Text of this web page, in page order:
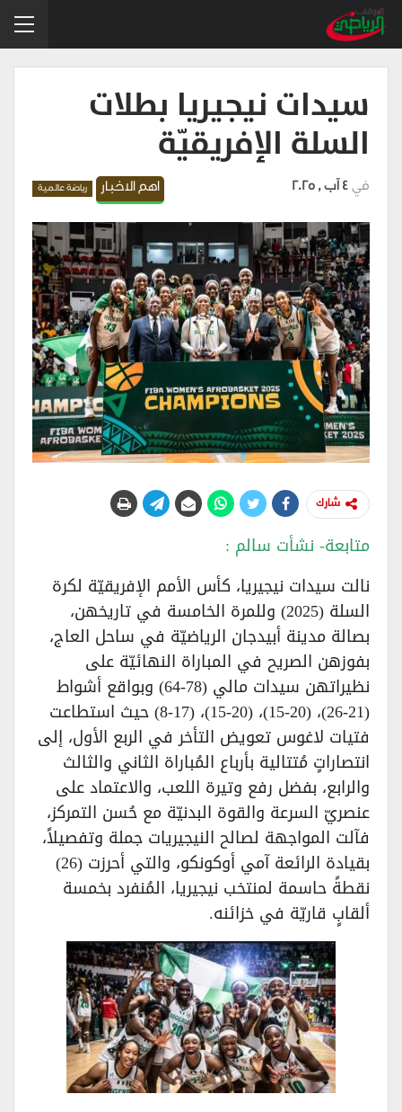
سيدات نيجيريا بطلات
السلة الإفريقيّة
اهم الاخبار رياضة عالمية في 4 آب , 2025
شارك
متابعة- نشأت سالم :
نالت سيدات نيجيريا، كأس الأمم الإفريقيّة لكرة
السلة (2025) وللمرة الخامسة في تاريخهن،
بصالة مدينة أبيدجان الرياضيّة في ساحل العاج،
بفوزهن الصريح في المباراة النهائيّة على
نظيراتهن سيدات مالي (78-64) وبواقع أشواط
(21-26)، (20-15)، (20-15)، (17-8) حيث استطاعت
فتيات لاغوس تعويض التأخر في الربع الأول، إلى
انتصاراتٍ مُتتالية بأرباع المُباراة الثاني والثالث
والرابع، بفضل رفع وتيرة اللعب، والاعتماد على
عنصريّ السرعة والقوة البدنيّة مع حُسن التمركز،
فآلت المواجهة لصالح النيجيريات جملة وتفصيلاً،
بقيادة الرائعة آمي أوكونكو، والتي أحرزت (26)
نقطةً حاسمة لمنتخب نيجيريا، المُنفرد بخمسة
ألقابٍ قاريّة في خزائنه.